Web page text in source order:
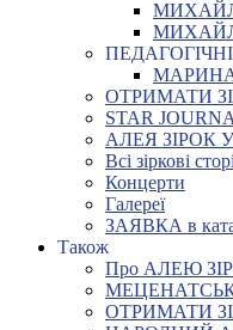
ОТРИМАТИ
STAR
АЛЕЯ ЗІРОК
Всі зіркові
Концерти
Галереї
ЗАЯВКА в
Також
Про АЛЕЮ
ОТРИМАТИ